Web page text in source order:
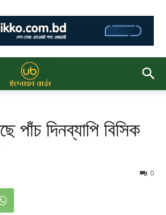
পাঁচ দিনব্যাপি বিসিক
0